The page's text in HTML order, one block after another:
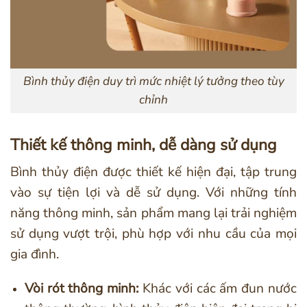
Bình thủy điện duy trì mức nhiệt lý tưởng theo tùy
chỉnh
Thiết kế thông minh, dễ dàng sử dụng
Bình thủy điện được thiết kế hiện đại, tập trung
vào sự tiện lợi và dễ sử dụng. Với những tính
năng thông minh, sản phẩm mang lại trải nghiệm
sử dụng vượt trội, phù hợp với nhu cầu của mọi
gia đình.
Vòi rót thông minh: Khác với các ấm đun nước